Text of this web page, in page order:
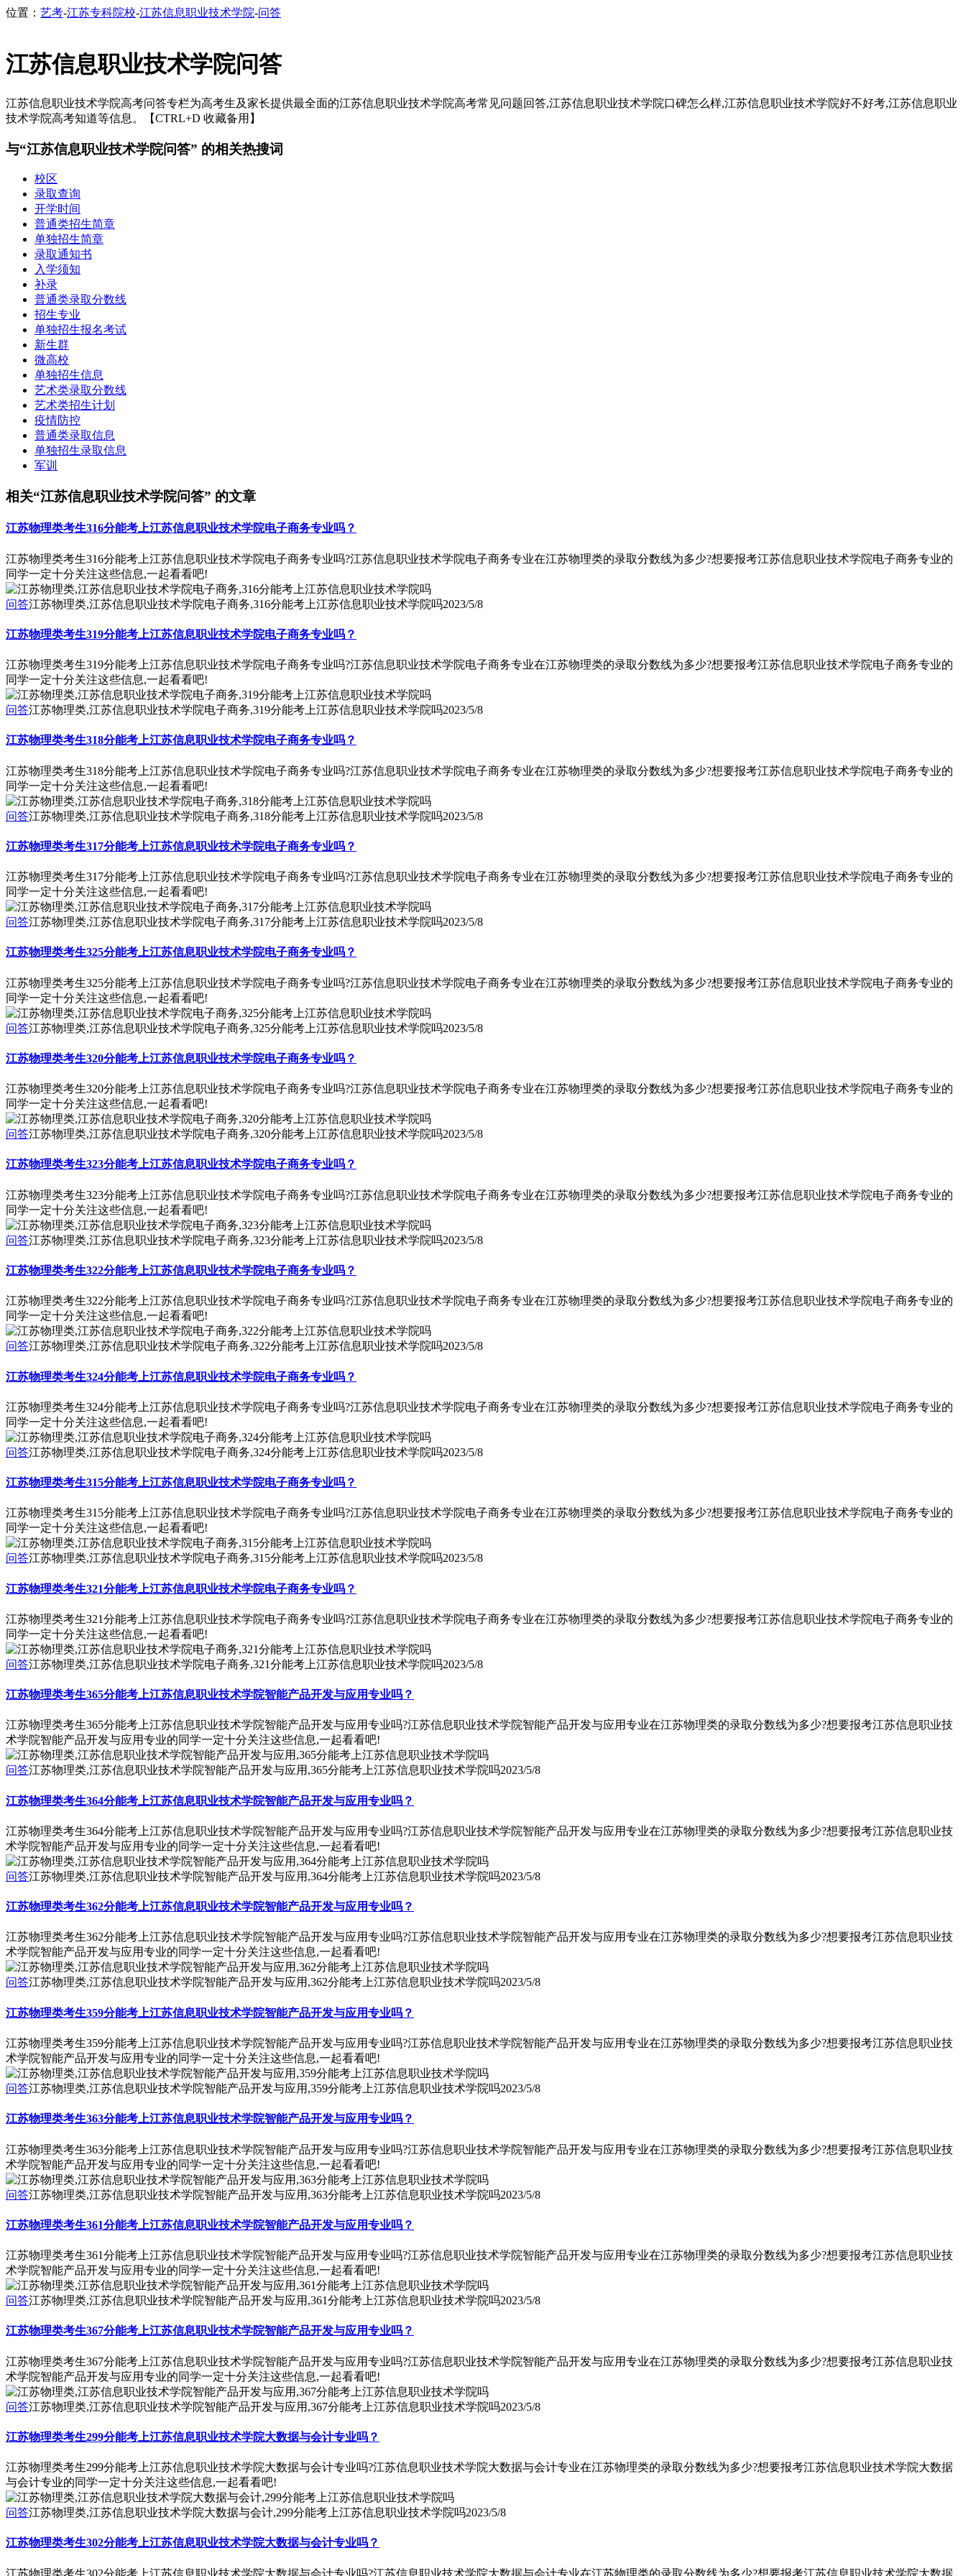
位置： 艺考-江苏专科院校-江苏信息职业技术学院-问答
江苏信息职业技术学院问答
江苏信息职业技术学院高考问答专栏为高考生及家长提供最全面的江苏信息职业技术学院高考常见问题回答,江苏信息职业技术学院口碑怎么样,江苏信息职业技术学院好不好考,江苏信息职业
技术学院高考知道等信息。【CTRL+D 收藏备用】
与“江苏信息职业技术学院问答” 的相关热搜词
校区
录取查询
开学时间
普通类招生简章
单独招生简章
录取通知书
入学须知
补录
普通类录取分数线
招生专业
单独招生报名考试
新生群
微高校
单独招生信息
艺术类录取分数线
艺术类招生计划
疫情防控
普通类录取信息
单独招生录取信息
军训
相关“江苏信息职业技术学院问答” 的文章
江苏物理类考生316分能考上江苏信息职业技术学院电子商务专业吗？
江苏物理类考生316分能考上江苏信息职业技术学院电子商务专业吗?江苏信息职业技术学院电子商务专业在江苏物理类的录取分数线为多少?想要报考江苏信息职业技术学院电子商务专业的
同学一定十分关注这些信息,一起看看吧!
问答江苏物理类,江苏信息职业技术学院电子商务,316分能考上江苏信息职业技术学院吗2023/5/8
江苏物理类考生319分能考上江苏信息职业技术学院电子商务专业吗？
江苏物理类考生319分能考上江苏信息职业技术学院电子商务专业吗?江苏信息职业技术学院电子商务专业在江苏物理类的录取分数线为多少?想要报考江苏信息职业技术学院电子商务专业的
同学一定十分关注这些信息,一起看看吧!
问答江苏物理类,江苏信息职业技术学院电子商务,319分能考上江苏信息职业技术学院吗2023/5/8
江苏物理类考生318分能考上江苏信息职业技术学院电子商务专业吗？
江苏物理类考生318分能考上江苏信息职业技术学院电子商务专业吗?江苏信息职业技术学院电子商务专业在江苏物理类的录取分数线为多少?想要报考江苏信息职业技术学院电子商务专业的
同学一定十分关注这些信息,一起看看吧!
问答江苏物理类,江苏信息职业技术学院电子商务,318分能考上江苏信息职业技术学院吗2023/5/8
江苏物理类考生317分能考上江苏信息职业技术学院电子商务专业吗？
江苏物理类考生317分能考上江苏信息职业技术学院电子商务专业吗?江苏信息职业技术学院电子商务专业在江苏物理类的录取分数线为多少?想要报考江苏信息职业技术学院电子商务专业的
同学一定十分关注这些信息,一起看看吧!
问答江苏物理类,江苏信息职业技术学院电子商务,317分能考上江苏信息职业技术学院吗2023/5/8
江苏物理类考生325分能考上江苏信息职业技术学院电子商务专业吗？
江苏物理类考生325分能考上江苏信息职业技术学院电子商务专业吗?江苏信息职业技术学院电子商务专业在江苏物理类的录取分数线为多少?想要报考江苏信息职业技术学院电子商务专业的
同学一定十分关注这些信息,一起看看吧!
问答江苏物理类,江苏信息职业技术学院电子商务,325分能考上江苏信息职业技术学院吗2023/5/8
江苏物理类考生320分能考上江苏信息职业技术学院电子商务专业吗？
江苏物理类考生320分能考上江苏信息职业技术学院电子商务专业吗?江苏信息职业技术学院电子商务专业在江苏物理类的录取分数线为多少?想要报考江苏信息职业技术学院电子商务专业的
同学一定十分关注这些信息,一起看看吧!
问答江苏物理类,江苏信息职业技术学院电子商务,320分能考上江苏信息职业技术学院吗2023/5/8
江苏物理类考生323分能考上江苏信息职业技术学院电子商务专业吗？
江苏物理类考生323分能考上江苏信息职业技术学院电子商务专业吗?江苏信息职业技术学院电子商务专业在江苏物理类的录取分数线为多少?想要报考江苏信息职业技术学院电子商务专业的
同学一定十分关注这些信息,一起看看吧!
问答江苏物理类,江苏信息职业技术学院电子商务,323分能考上江苏信息职业技术学院吗2023/5/8
江苏物理类考生322分能考上江苏信息职业技术学院电子商务专业吗？
江苏物理类考生322分能考上江苏信息职业技术学院电子商务专业吗?江苏信息职业技术学院电子商务专业在江苏物理类的录取分数线为多少?想要报考江苏信息职业技术学院电子商务专业的
同学一定十分关注这些信息,一起看看吧!
问答江苏物理类,江苏信息职业技术学院电子商务,322分能考上江苏信息职业技术学院吗2023/5/8
江苏物理类考生324分能考上江苏信息职业技术学院电子商务专业吗？
江苏物理类考生324分能考上江苏信息职业技术学院电子商务专业吗?江苏信息职业技术学院电子商务专业在江苏物理类的录取分数线为多少?想要报考江苏信息职业技术学院电子商务专业的
同学一定十分关注这些信息,一起看看吧!
问答江苏物理类,江苏信息职业技术学院电子商务,324分能考上江苏信息职业技术学院吗2023/5/8
江苏物理类考生315分能考上江苏信息职业技术学院电子商务专业吗？
江苏物理类考生315分能考上江苏信息职业技术学院电子商务专业吗?江苏信息职业技术学院电子商务专业在江苏物理类的录取分数线为多少?想要报考江苏信息职业技术学院电子商务专业的
同学一定十分关注这些信息,一起看看吧!
问答江苏物理类,江苏信息职业技术学院电子商务,315分能考上江苏信息职业技术学院吗2023/5/8
江苏物理类考生321分能考上江苏信息职业技术学院电子商务专业吗？
江苏物理类考生321分能考上江苏信息职业技术学院电子商务专业吗?江苏信息职业技术学院电子商务专业在江苏物理类的录取分数线为多少?想要报考江苏信息职业技术学院电子商务专业的
同学一定十分关注这些信息,一起看看吧!
问答江苏物理类,江苏信息职业技术学院电子商务,321分能考上江苏信息职业技术学院吗2023/5/8
江苏物理类考生365分能考上江苏信息职业技术学院智能产品开发与应用专业吗？
江苏物理类考生365分能考上江苏信息职业技术学院智能产品开发与应用专业吗?江苏信息职业技术学院智能产品开发与应用专业在江苏物理类的录取分数线为多少?想要报考江苏信息职业技
术学院智能产品开发与应用专业的同学一定十分关注这些信息,一起看看吧!
问答江苏物理类,江苏信息职业技术学院智能产品开发与应用,365分能考上江苏信息职业技术学院吗2023/5/8
江苏物理类考生364分能考上江苏信息职业技术学院智能产品开发与应用专业吗？
江苏物理类考生364分能考上江苏信息职业技术学院智能产品开发与应用专业吗?江苏信息职业技术学院智能产品开发与应用专业在江苏物理类的录取分数线为多少?想要报考江苏信息职业技
术学院智能产品开发与应用专业的同学一定十分关注这些信息,一起看看吧!
问答江苏物理类,江苏信息职业技术学院智能产品开发与应用,364分能考上江苏信息职业技术学院吗2023/5/8
江苏物理类考生362分能考上江苏信息职业技术学院智能产品开发与应用专业吗？
江苏物理类考生362分能考上江苏信息职业技术学院智能产品开发与应用专业吗?江苏信息职业技术学院智能产品开发与应用专业在江苏物理类的录取分数线为多少?想要报考江苏信息职业技
术学院智能产品开发与应用专业的同学一定十分关注这些信息,一起看看吧!
问答江苏物理类,江苏信息职业技术学院智能产品开发与应用,362分能考上江苏信息职业技术学院吗2023/5/8
江苏物理类考生359分能考上江苏信息职业技术学院智能产品开发与应用专业吗？
江苏物理类考生359分能考上江苏信息职业技术学院智能产品开发与应用专业吗?江苏信息职业技术学院智能产品开发与应用专业在江苏物理类的录取分数线为多少?想要报考江苏信息职业技
术学院智能产品开发与应用专业的同学一定十分关注这些信息,一起看看吧!
问答江苏物理类,江苏信息职业技术学院智能产品开发与应用,359分能考上江苏信息职业技术学院吗2023/5/8
江苏物理类考生363分能考上江苏信息职业技术学院智能产品开发与应用专业吗？
江苏物理类考生363分能考上江苏信息职业技术学院智能产品开发与应用专业吗?江苏信息职业技术学院智能产品开发与应用专业在江苏物理类的录取分数线为多少?想要报考江苏信息职业技
术学院智能产品开发与应用专业的同学一定十分关注这些信息,一起看看吧!
问答江苏物理类,江苏信息职业技术学院智能产品开发与应用,363分能考上江苏信息职业技术学院吗2023/5/8
江苏物理类考生361分能考上江苏信息职业技术学院智能产品开发与应用专业吗？
江苏物理类考生361分能考上江苏信息职业技术学院智能产品开发与应用专业吗?江苏信息职业技术学院智能产品开发与应用专业在江苏物理类的录取分数线为多少?想要报考江苏信息职业技
术学院智能产品开发与应用专业的同学一定十分关注这些信息,一起看看吧!
问答江苏物理类,江苏信息职业技术学院智能产品开发与应用,361分能考上江苏信息职业技术学院吗2023/5/8
江苏物理类考生367分能考上江苏信息职业技术学院智能产品开发与应用专业吗？
江苏物理类考生367分能考上江苏信息职业技术学院智能产品开发与应用专业吗?江苏信息职业技术学院智能产品开发与应用专业在江苏物理类的录取分数线为多少?想要报考江苏信息职业技
术学院智能产品开发与应用专业的同学一定十分关注这些信息,一起看看吧!
问答江苏物理类,江苏信息职业技术学院智能产品开发与应用,367分能考上江苏信息职业技术学院吗2023/5/8
江苏物理类考生299分能考上江苏信息职业技术学院大数据与会计专业吗？
江苏物理类考生299分能考上江苏信息职业技术学院大数据与会计专业吗?江苏信息职业技术学院大数据与会计专业在江苏物理类的录取分数线为多少?想要报考江苏信息职业技术学院大数据
与会计专业的同学一定十分关注这些信息,一起看看吧!
问答江苏物理类,江苏信息职业技术学院大数据与会计,299分能考上江苏信息职业技术学院吗2023/5/8
江苏物理类考生302分能考上江苏信息职业技术学院大数据与会计专业吗？
江苏物理类考生302分能考上江苏信息职业技术学院大数据与会计专业吗?江苏信息职业技术学院大数据与会计专业在江苏物理类的录取分数线为多少?想要报考江苏信息职业技术学院大数据